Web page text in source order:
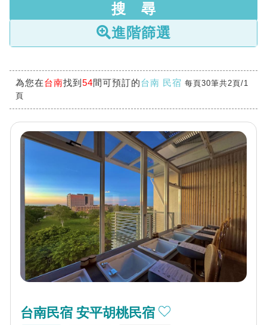
進階篩選
為您在台南找到 54間可預訂的台南 民宿 每頁30筆共2頁/1
頁
台南民宿 安平胡桃民宿